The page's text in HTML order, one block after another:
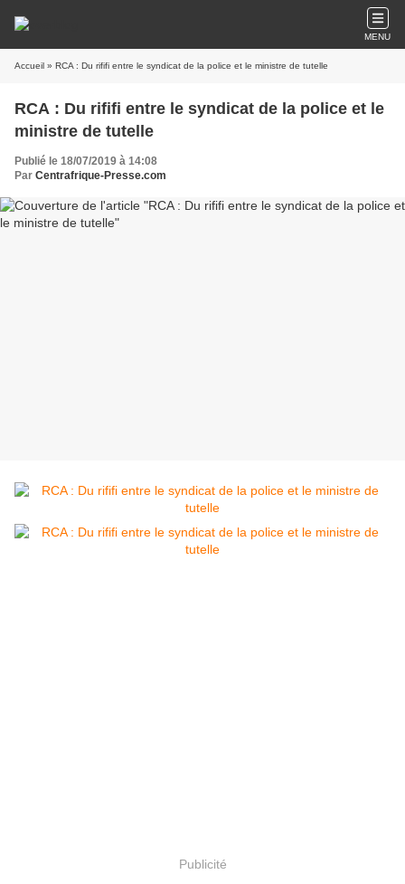
MENU
Accueil » RCA : Du rififi entre le syndicat de la police et le ministre de tutelle
RCA : Du rififi entre le syndicat de la police et le
ministre de tutelle
Publié le 18/07/2019 à 14:08
Par Centrafrique-Presse.com
Publicité